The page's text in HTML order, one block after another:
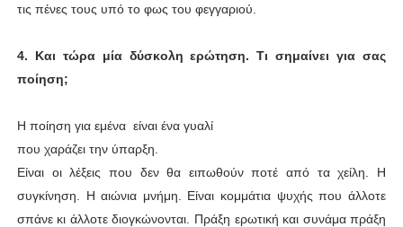
τις πένες τους υπό το φως του φεγγαριού.
4. Και τώρα μία δύσκολη ερώτηση. Τι σημαίνει για σας
ποίηση;
Η ποίηση για εμένα είναι ένα γυαλί
που χαράζει την ύπαρξη.
Είναι οι λέξεις που δεν θα ειπωθούν ποτέ από τα χείλη. Η
συγκίνηση. Η αιώνια μνήμη. Είναι κομμάτια ψυχής που άλλοτε
σπάνε κι άλλοτε διογκώνονται. Πράξη ερωτική και συνάμα πράξη